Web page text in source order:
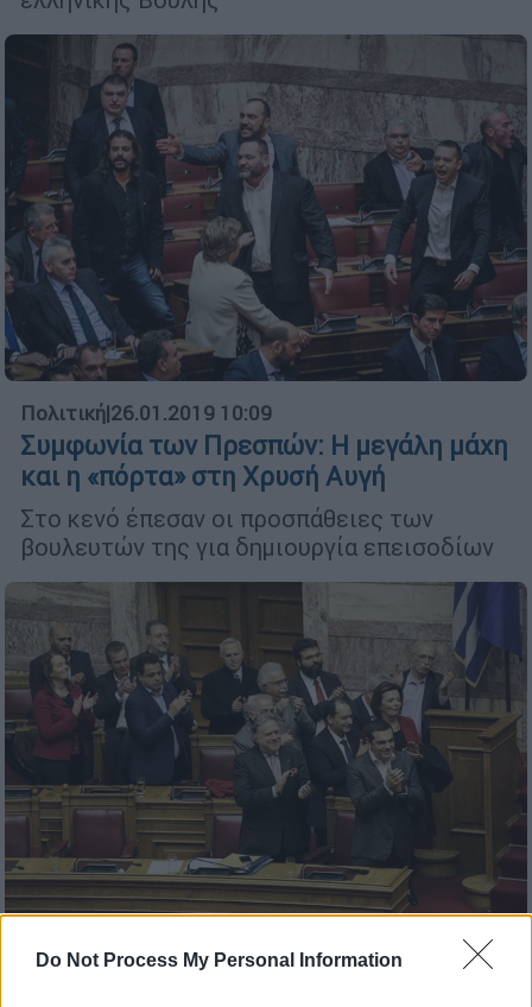
Do Not Process My Personal Information
Πολιτική|26.01.2019 10:09
Συμφωνία των Πρεσπών: Η µεγάλη µάχη
και η «πόρτα» στη Χρυσή Αυγή
Στο κενό έπεσαν οι προσπάθειες των
βουλευτών της για δηµιουργία επεισοδίων
Πολιτική|26.01.2019 07:38